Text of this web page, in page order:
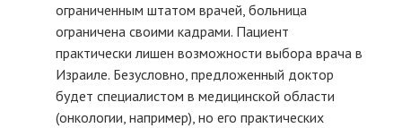
ограниченным штатом врачей, больница
ограничена своими кадрами. Пациент
практически лишен возможности выбора врача в
Израиле. Безусловно, предложенный доктор
будет специалистом в медицинской области
(онкологии, например), но его практических